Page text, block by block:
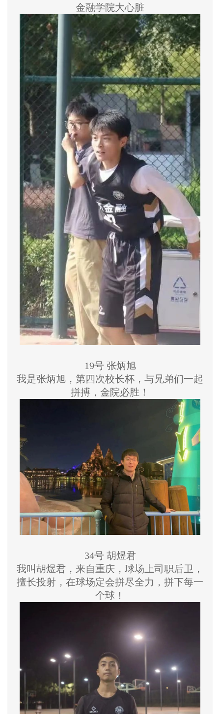
金融学院大心脏
19号 张炳旭
我是张炳旭，第四次校长杯，与兄弟们一起
拼搏，金院必胜！
34号 胡煜君
我叫胡煜君，来自重庆，球场上司职后卫，
擅长投射，在球场定会拼尽全力，拼下每一
个球！